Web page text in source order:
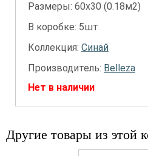
Размеры: 60х30 (0.18м2)
В коробке: 5шт
Коллекция: Синай
Производитель: Belleza
Нет в наличии
Другие товары из этой